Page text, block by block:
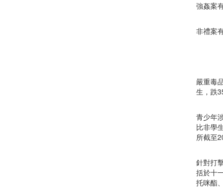
強姦案
非禮案
嚴重毒
生，跌
青少年
比非學
所截至
針對打
括於十
托咪酯